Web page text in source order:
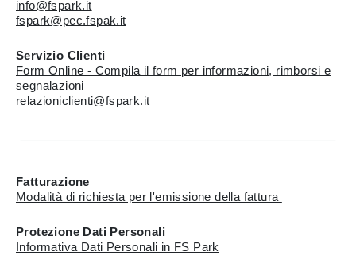
info@fspark.it
fspark@pec.fspak.it
Servizio Clienti
Form Online - Compila il form per informazioni, rimborsi e
segnalazioni
relazioniclienti@fspark.it
Fatturazione
Modalità di richiesta per l'emissione della fattura
Protezione Dati Personali
Informativa Dati Personali in FS Park